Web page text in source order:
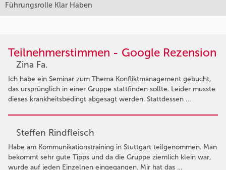
Führungsrolle Klar Haben
Teilnehmerstimmen - Google Rezension
Zina Fa.
Ich habe ein Seminar zum Thema Konfliktmanagement gebucht,
das ursprünglich in einer Gruppe stattfinden sollte. Leider musste
dieses krankheitsbedingt abgesagt werden. Stattdessen …
Steffen Rindfleisch
Habe am Kommunikationstraining in Stuttgart teilgenommen. Man
bekommt sehr gute Tipps und da die Gruppe ziemlich klein war,
wurde auf jeden Einzelnen eingegangen. Mir hat das …